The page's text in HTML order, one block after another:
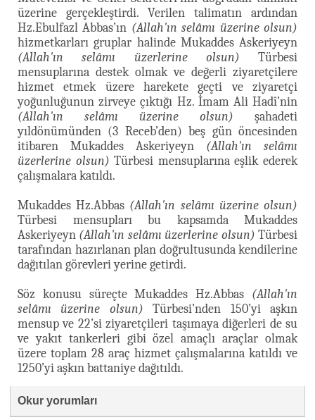
üzerine gerçekleştirdi. Verilen talimatın ardından
Hz.Ebulfazl Abbas’ın (Allah'ın selâmı üzerine olsun)
hizmetkarları gruplar halinde Mukaddes Askeriyeyn
(Allah'ın selâmı üzerlerine olsun) Türbesi
mensuplarına destek olmak ve değerli ziyaretçilere
hizmet etmek üzere harekete geçti ve ziyaretçi
yoğunluğunun zirveye çıktığı Hz. İmam Ali Hadî’nin
(Allah'ın selâmı üzerine olsun) şahadeti
yıldönümünden (3 Receb’den) beş gün öncesinden
itibaren Mukaddes Askeriyeyn (Allah'ın selâmı
üzerlerine olsun) Türbesi mensuplarına eşlik ederek
çalışmalara katıldı.
Mukaddes Hz.Abbas (Allah'ın selâmı üzerine olsun)
Türbesi mensupları bu kapsamda Mukaddes
Askeriyeyn (Allah'ın selâmı üzerlerine olsun) Türbesi
tarafından hazırlanan plan doğrultusunda kendilerine
dağıtılan görevleri yerine getirdi.
Söz konusu süreçte Mukaddes Hz.Abbas (Allah'ın
selâmı üzerine olsun) Türbesi’nden 150’yi aşkın
mensup ve 22’si ziyaretçileri taşımaya diğerleri de su
ve yakıt tankerleri gibi özel amaçlı araçlar olmak
üzere toplam 28 araç hizmet çalışmalarına katıldı ve
1250’yi aşkın battaniye dağıtıldı.
Okur yorumları